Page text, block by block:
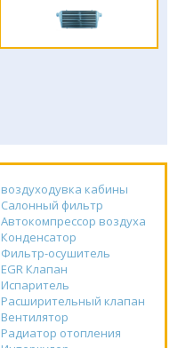
воздуходувка кабины
Салонный фильтр
Автокомпрессор воздуха
Конденсатор
Фильтр-осушитель
EGR Клапан
Испаритель
Расширительный клапан
Вентилятор
Радиатор отопления